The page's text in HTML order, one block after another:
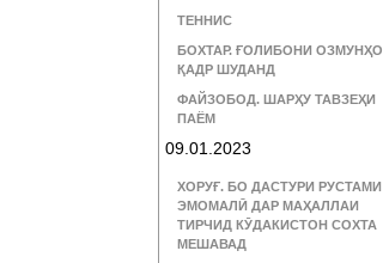
ТЕННИС
БОХТАР. ҒОЛИБОНИ ОЗМУНҲО
ҚАДР ШУДАНД
ФАЙЗОБОД. ШАРҲУ ТАВЗЕҲИ
ПАЁМ
09.01.2023
ХОРУҒ. БО ДАСТУРИ РУСТАМИ
ЭМОМАЛӢ ДАР МАҲАЛЛАИ
ТИРЧИД КӮДАКИСТОН СОХТА
МЕШАВАД